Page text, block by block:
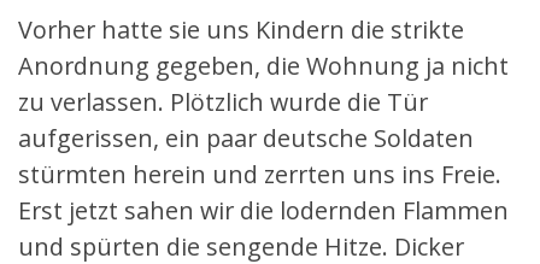
Vorher hatte sie uns Kindern die strikte
Anordnung gegeben, die Wohnung ja nicht
zu verlassen. Plötzlich wurde die Tür
aufgerissen, ein paar deutsche Soldaten
stürmten herein und zerrten uns ins Freie.
Erst jetzt sahen wir die lodernden Flammen
und spürten die sengende Hitze. Dicker